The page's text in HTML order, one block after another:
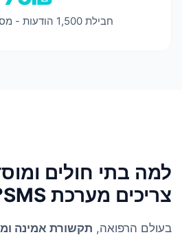
חבילת 1,500 הודעות - מספיק לחודשים
למה בתי חולים
צריכים מערכת SMS?
בעולם הרפואה, תקשורת אמינה